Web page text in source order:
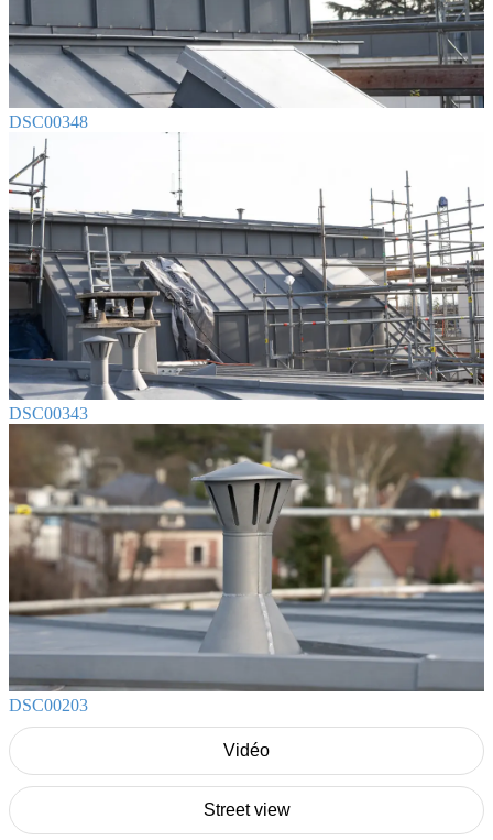
Vidéo
Street view
DSC00348
DSC00343
DSC00203